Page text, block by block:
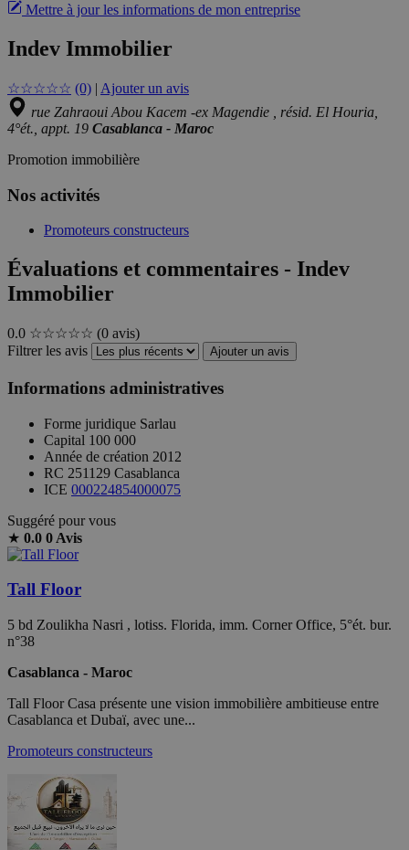
Mettre à jour les informations de mon entreprise
Indev Immobilier
☆☆☆☆☆ (0) | Ajouter un avis
rue Zahraoui Abou Kacem -ex Magendie , résid. El Houria,
4°ét., appt. 19 Casablanca - Maroc
Promotion immobilière
Nos activités
Promoteurs constructeurs
Évaluations et commentaires - Indev
Immobilier
0.0 ☆☆☆☆☆ (0 avis)
Filtrer les avis
Ajouter un avis
Informations administratives
Forme juridique Sarlau
Capital 100 000
Année de création 2012
RC 251129 Casablanca
ICE 000224854000075
Suggéré pour vous
★ 0.0 0 Avis
Tall Floor
5 bd Zoulikha Nasri , lotiss. Florida, imm. Corner Office, 5°ét. bur.
n°38
Casablanca - Maroc
Tall Floor Casa présente une vision immobilière ambitieuse entre
Casablanca et Dubaï, avec une...
Promoteurs constructeurs